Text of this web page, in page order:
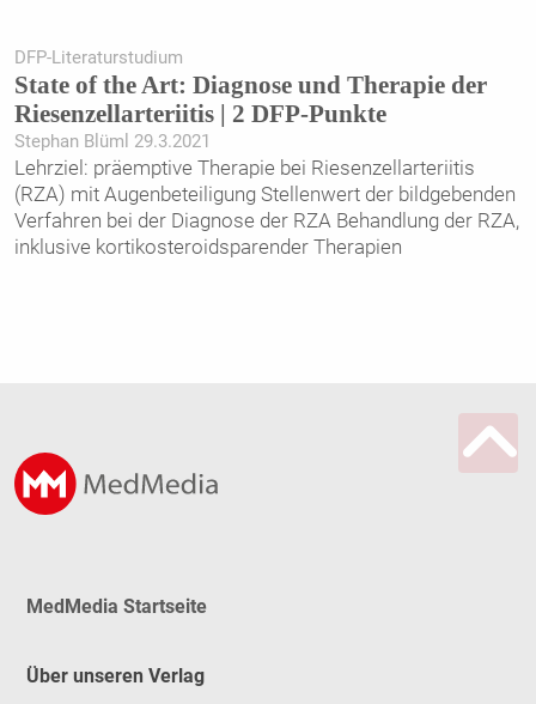
DFP-Literaturstudium
State of the Art: Diagnose und Therapie der
Riesenzellarteriitis | 2 DFP-Punkte
Stephan Blüml 29.3.2021
Lehrziel: präemptive Therapie bei Riesenzellarteriitis
(RZA) mit Augenbeteiligung Stellenwert der bildgebenden
Verfahren bei der Diagnose der RZA Behandlung der RZA,
inklusive kortikosteroidsparender Therapien
MedMedia Startseite
Über unseren Verlag